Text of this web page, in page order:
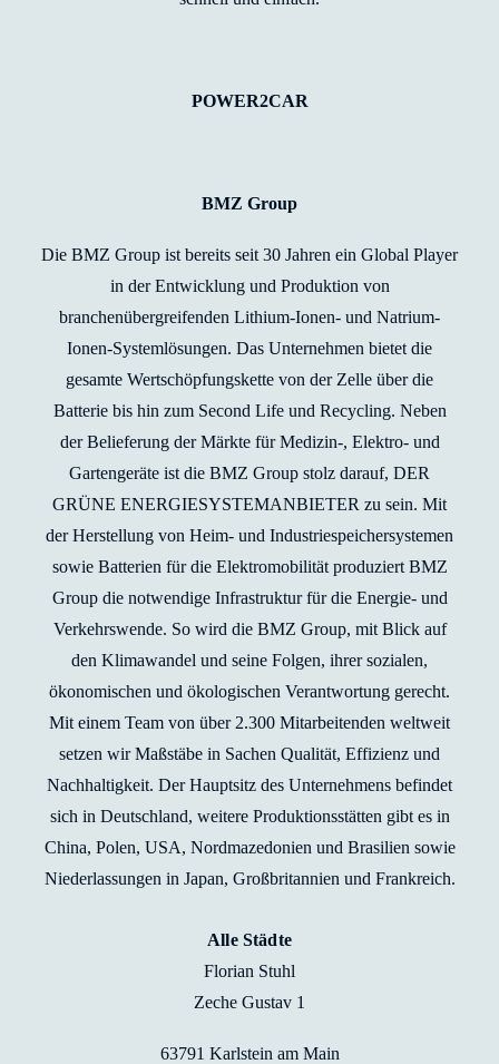
POWER2CAR
BMZ Group
Die BMZ Group ist bereits seit 30 Jahren ein Global Player
in der Entwicklung und Produktion von
branchenübergreifenden Lithium-Ionen- und Natrium-
Ionen-Systemlösungen. Das Unternehmen bietet die
gesamte Wertschöpfungskette von der Zelle über die
Batterie bis hin zum Second Life und Recycling. Neben
der Belieferung der Märkte für Medizin-, Elektro- und
Gartengeräte ist die BMZ Group stolz darauf, DER
GRÜNE ENERGIESYSTEMANBIETER zu sein. Mit
der Herstellung von Heim- und Industriespeichersystemen
sowie Batterien für die Elektromobilität produziert BMZ
Group die notwendige Infrastruktur für die Energie- und
Verkehrswende. So wird die BMZ Group, mit Blick auf
den Klimawandel und seine Folgen, ihrer sozialen,
ökonomischen und ökologischen Verantwortung gerecht.
Mit einem Team von über 2.300 Mitarbeitenden weltweit
setzen wir Maßstäbe in Sachen Qualität, Effizienz und
Nachhaltigkeit. Der Hauptsitz des Unternehmens befindet
sich in Deutschland, weitere Produktionsstätten gibt es in
China, Polen, USA, Nordmazedonien und Brasilien sowie
Niederlassungen in Japan, Großbritannien und Frankreich.
Alle Städte
Florian Stuhl
Zeche Gustav 1
63791 Karlstein am Main